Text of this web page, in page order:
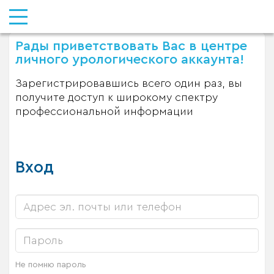
Рады приветствовать Вас в центре
личного урологического аккаунта!
Зарегистрировавшись всего один раз, вы
получите доступ к широкому спектру
профессиональной информации
Вход
Не помню пароль